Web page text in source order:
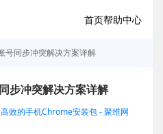
首页帮助中心
号同步冲突解决方案详解
步冲突解决方案详解
效的手机Chrome安装包 - 聚维网